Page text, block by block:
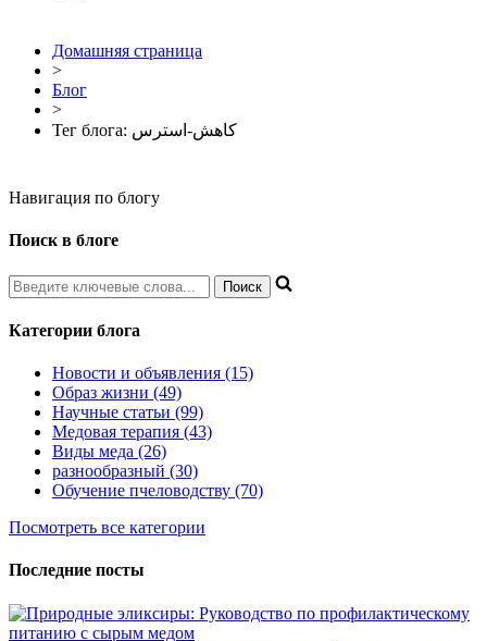
Домашняя страница
>
Блог
>
Тег блога: کاهش-استرس
Навигация по блогу
Поиск в блоге
Категории блога
Новости и объявления (15)
Образ жизни (49)
Научные статьи (99)
Медовая терапия (43)
Виды меда (26)
разнообразный (30)
Обучение пчеловодству (70)
Посмотреть все категории
Последние посты